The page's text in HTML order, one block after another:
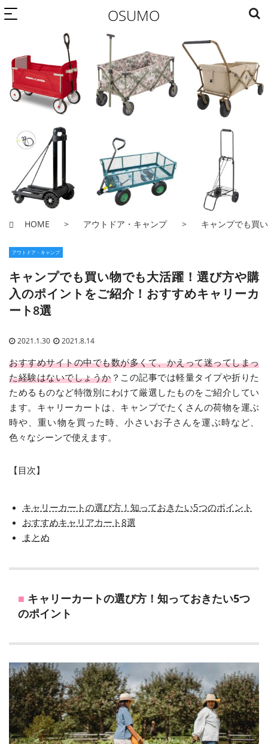
OSUMO
HOME アウトドア・キャンプ キャンプでも買
アウトドア・キャンプ
キャンプでも買い物でも大活躍！選び方や購
入のポイントをご紹介！おすすめキャリーカ
ート8選
2021.1.30 2021.8.14
おすすめサイトの中でも数が多くて、かえって迷ってしまっ
た経験はないでしょうか？この記事では軽量タイプや折りた
ためるものなど特徴別にわけて厳選したものをご紹介してい
ます。キャリーカートは、キャンプでたくさんの荷物を運ぶ
時や、重い物を買った時、小さいお子さんを運ぶ時など、
色々なシーンで使えます。
【目次】
キャリーカートの選び方！知っておきたい5つのポイント
おすすめキャリアカート8選
まとめ
キャリーカートの選び方！知っておきたい5つ
のポイント